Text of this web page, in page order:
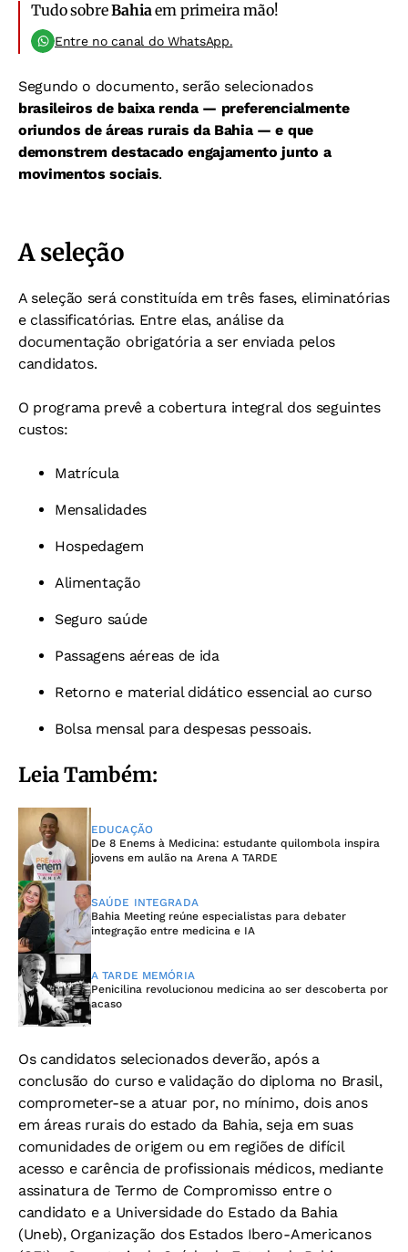
Tudo sobreBahiaem primeira mão!
Entre no canal do WhatsApp.
Segundo o documento, serão selecionados
brasileiros de baixa renda — preferencialmente
oriundos de áreas rurais da Bahia — e que
demonstrem destacado engajamento junto a
movimentos sociais.
A seleção
A seleção será constituída em três fases, eliminatórias
e classificatórias. Entre elas, análise da
documentação obrigatória a ser enviada pelos
candidatos.
O programa prevê a cobertura integral dos seguintes
custos:
Matrícula
Mensalidades
Hospedagem
Alimentação
Seguro saúde
Passagens aéreas de ida
Retorno e material didático essencial ao curso
Bolsa mensal para despesas pessoais.
Leia Também:
EDUCAÇÃO
De 8 Enems à Medicina: estudante quilombola inspira
jovens em aulão na Arena A TARDE
SAÚDE INTEGRADA
Bahia Meeting reúne especialistas para debater
integração entre medicina e IA
A TARDE MEMÓRIA
Penicilina revolucionou medicina ao ser descoberta por
acaso
Os candidatos selecionados deverão, após a
conclusão do curso evalidação do diploma no Brasil,
comprometer-se a atuar por, no mínimo, dois anos
em áreas rurais do estado da Bahia, seja em suas
comunidades de origem ou em regiões de difícil
acesso e carência de profissionais médicos, mediante
assinatura de Termo de Compromisso entre o
candidato e a Universidade do Estado da Bahia
(Uneb), Organização dos Estados Ibero-Americanos